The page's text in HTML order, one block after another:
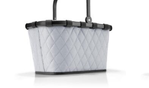
875 Kč. 375 Kč.